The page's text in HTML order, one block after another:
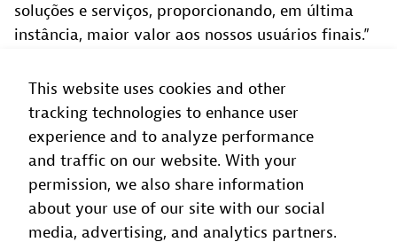
soluções e serviços, proporcionando, em última
instância, maior valor aos nossos usuários finais.”
A observabilidade constitui a base para
a criação de nossa equipe e práticas de
SRE, fornecendo insights úteis para
This website uses cookies and other
tracking technologies to enhance user
experience and to analyze performance
and traffic on our website. With your
permission, we also share information
about your use of our site with our social
media, advertising, and analytics partners.